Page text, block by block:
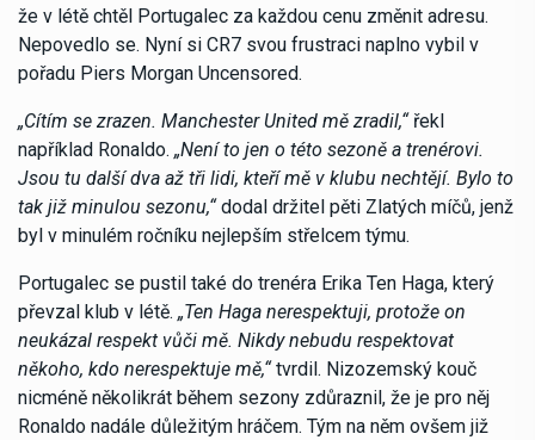
že v létě chtěl Portugalec za každou cenu změnit adresu.
Nepovedlo se. Nyní si CR7 svou frustraci naplno vybil v
pořadu Piers Morgan Uncensored.
„Cítím se zrazen. Manchester United mě zradil,“řekl
například Ronaldo. „Není to jen o této sezoně a trenérovi.
Jsou tu další dva až tři lidi, kteří mě v klubu nechtějí. Bylo to
tak již minulou sezonu,“dodal držitel pěti Zlatých míčů, jenž
byl v minulém ročníku nejlepším střelcem týmu.
Portugalec se pustil také do trenéra Erika Ten Haga, který
převzal klub v létě. „Ten Haga nerespektuji, protože on
neukázal respekt vůči mě. Nikdy nebudu respektovat
někoho, kdo nerespektuje mě,“tvrdil. Nizozemský kouč
nicméně několikrát během sezony zdůraznil, že je pro něj
Ronaldo nadále důležitým hráčem. Tým na něm ovšem již